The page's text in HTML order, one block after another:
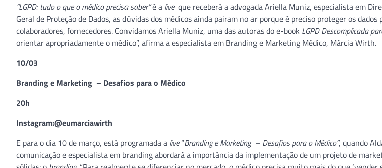
“LGPD: tudo o que o médico precisa saber”é a liveque receberá a advogada Ariella Muniz, especialista em
Geral de Proteção de Dados, as dúvidas dos médicos ainda pairam no ar porque é preciso proteger os dados
colaboradores, fornecedores. Convidamos Ariella Muniz, uma das autoras do e-book LGPD Descomplicada
orientar apropriadamente o médico”, afirma a especialista em Branding e Marketing Médico, Márcia Wirth.
10/03
Branding e Marketing – Desafios para o Médico
20h
Instagram:@eumarciawirth
E para o dia 10 de março, está programada a live“Branding e Marketing – Desafios para o Médico”, quando
comunicação e especialista em branding abordará a importância da implementação de um projeto de